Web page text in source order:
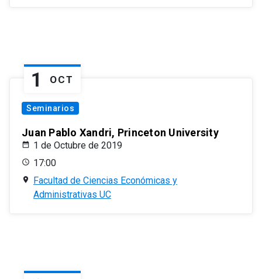
1 OCT
Seminarios
Juan Pablo Xandri, Princeton University
1 de Octubre de 2019
17:00
Facultad de Ciencias Económicas y
Administrativas UC